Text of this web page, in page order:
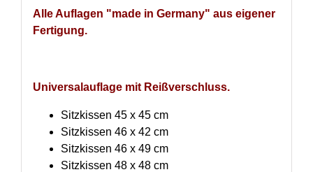
Alle Auflagen "made in Germany" aus eigener
Fertigung.
Universalauflage mit Reißverschluss.
Sitzkissen 45 x 45 cm
Sitzkissen 46 x 42 cm
Sitzkissen 46 x 49 cm
Sitzkissen 48 x 48 cm